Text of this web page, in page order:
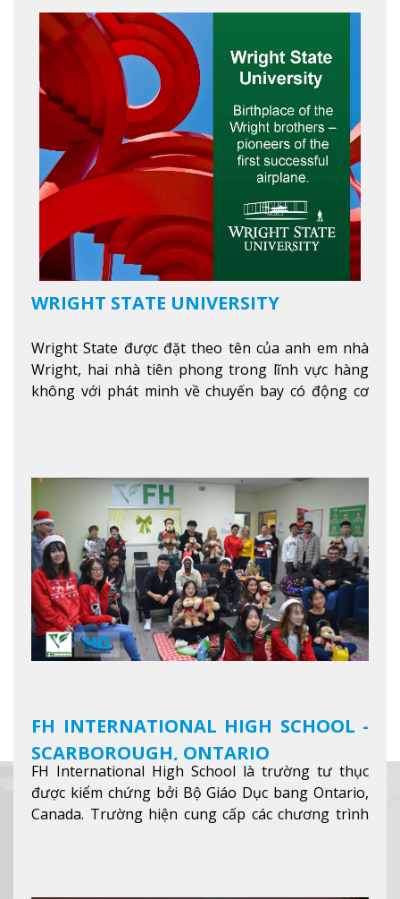
ích hiện đạXem thêm
WRIGHT STATE UNIVERSITY
Wright State được đặt theo tên của anh em nhà
Wright, hai nhà tiên phong trong lĩnh vực hàng
không với phát minh về chuyến bay có động cơ
FH INTERNATIONAL HIGH SCHOOL -
SCARBOROUGH, ONTARIO
FH International High School là trường tư thục
được kiểm chứng bởi Bộ Giáo Dục bang Ontario,
Canada. Trường hiện cung cấp các chương trình